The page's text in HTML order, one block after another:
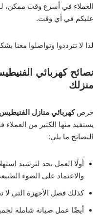
العملاء في أسرع وقت ممكن،
عليكم في أي وقت.
لذا لا تترددوا وتواصلوا معنا بشكل
نصائح كهربائي
منزلك
حرصكهربائي منازل الفنيطيس
يستفيد منها الكثير من
النصائح ما يلي:
أولًا العمل بجد لترشيد
والاعتماد على الضوء
كذلك فصل الأجهزة التي لا
أيضًا عمل صيانة شاملة